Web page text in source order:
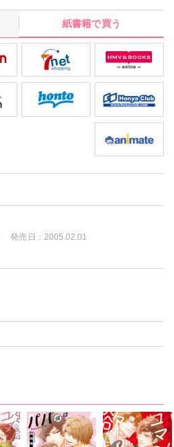
紙書籍で買う
発売日： 2005.02.01